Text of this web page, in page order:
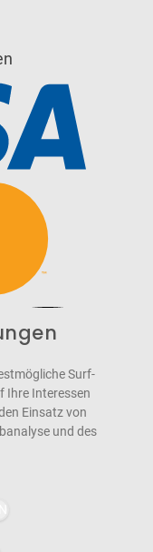
Surf-
Ihre Interessen
Einsatz von
und des